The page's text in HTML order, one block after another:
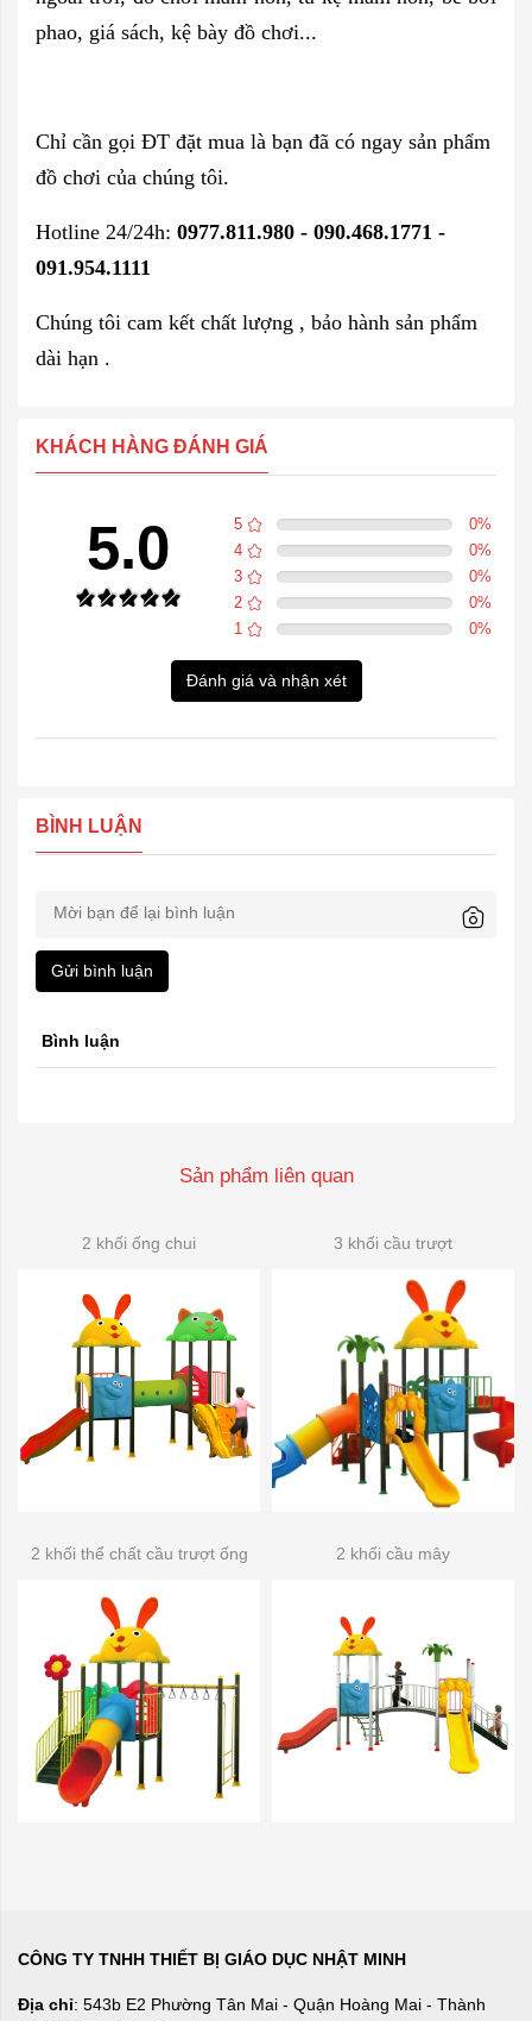
phao, giá sách, kệ bày đồ chơi...
Chỉ cần gọi ĐT đặt mua là bạn đã có ngay sản phẩm
đồ chơi của chúng tôi.
Hotline 24/24h: 0977.811.980 - 090.468.1771 -
091.954.1111
Chúng tôi cam kết chất lượng , bảo hành sản phẩm
dài hạn .
KHÁCH HÀNG ĐÁNH GIÁ
5.0 5 0%
4
0%
3
0%
2
0%
1
0%
Đánh giá và nhận xét
BÌNH LUẬN
Gửi bình luận
Bình luận
Sản phẩm liên quan
2 khối ống chui 3 khối cầu trượt
2 khối thể chất cầu trượt ống 2 khối cầu mây
CÔNG TY TNHH THIẾT BỊ GIÁO DỤC NHẬT MINH
Địa chỉ: 543b E2 Phường Tân Mai - Quận Hoàng Mai - Thành